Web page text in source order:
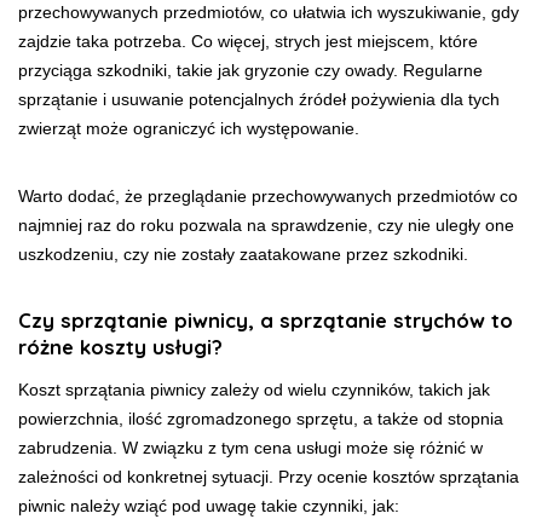
przechowywanych przedmiotów, co ułatwia ich wyszukiwanie, gdy
zajdzie taka potrzeba. Co więcej, strych jest miejscem, które
przyciąga szkodniki, takie jak gryzonie czy owady. Regularne
sprzątanie i usuwanie potencjalnych źródeł pożywienia dla tych
zwierząt może ograniczyć ich występowanie.
Warto dodać, że przeglądanie przechowywanych przedmiotów co
najmniej raz do roku pozwala na sprawdzenie, czy nie uległy one
uszkodzeniu, czy nie zostały zaatakowane przez szkodniki.
Czy sprzątanie piwnicy, a sprzątanie strychów to
różne koszty usługi?
Koszt sprzątania piwnicy zależy od wielu czynników, takich jak
powierzchnia, ilość zgromadzonego sprzętu, a także od stopnia
zabrudzenia. W związku z tym cena usługi może się różnić w
zależności od konkretnej sytuacji. Przy ocenie kosztów sprzątania
piwnic należy wziąć pod uwagę takie czynniki, jak: